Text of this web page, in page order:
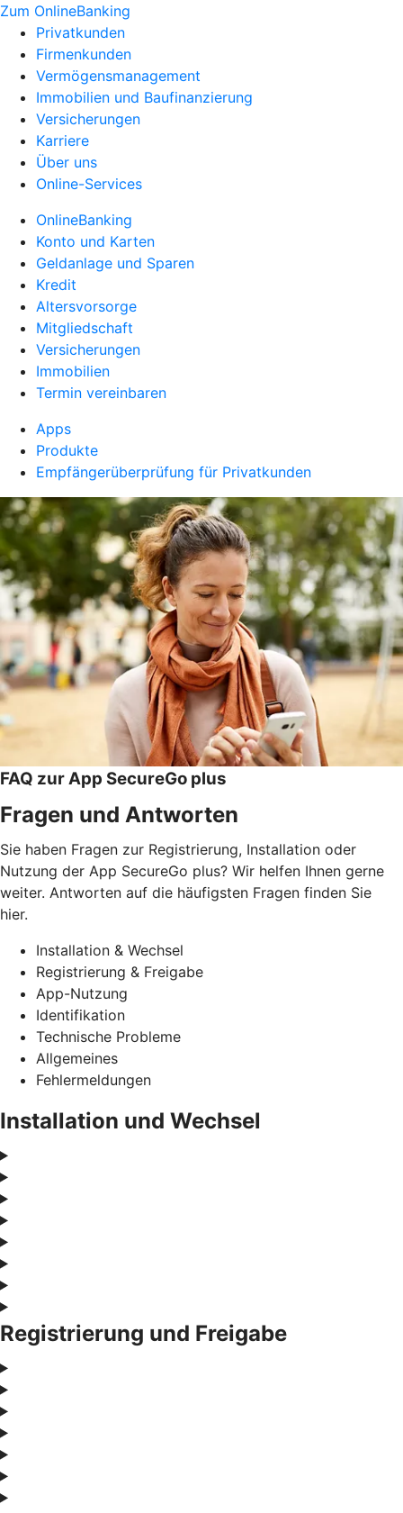
Zum OnlineBanking
Privatkunden
Firmenkunden
Vermögensmanagement
Immobilien und Baufinanzierung
Versicherungen
Karriere
Über uns
Online-Services
OnlineBanking
Konto und Karten
Geldanlage und Sparen
Kredit
Altersvorsorge
Mitgliedschaft
Versicherungen
Immobilien
Termin vereinbaren
Apps
Produkte
Empfängerüberprüfung für Privatkunden
FAQ zur App SecureGo plus
Fragen und Antworten
Sie haben Fragen zur Registrierung, Installation oder
Nutzung der App SecureGo plus? Wir helfen Ihnen gerne
weiter. Antworten auf die häufigsten Fragen finden Sie
hier.
Installation & Wechsel
Registrierung & Freigabe
App-Nutzung
Identifikation
Technische Probleme
Allgemeines
Fehlermeldungen
Installation und Wechsel
Registrierung und Freigabe